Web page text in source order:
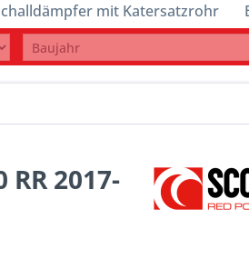
mit Katersatzrohr
2017-